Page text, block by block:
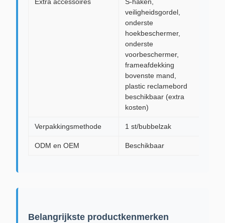
veiligheidsgordel,
onderste
hoekbeschermer,
onderste
voorbeschermer,
frameafdekking
bovenste mand,
plastic reclamebord
beschikbaar (extra
kosten)
Verpakkingsmethode 1 st/bubbelzak
ODM en OEM Beschikbaar
Belangrijkste productkenmerken